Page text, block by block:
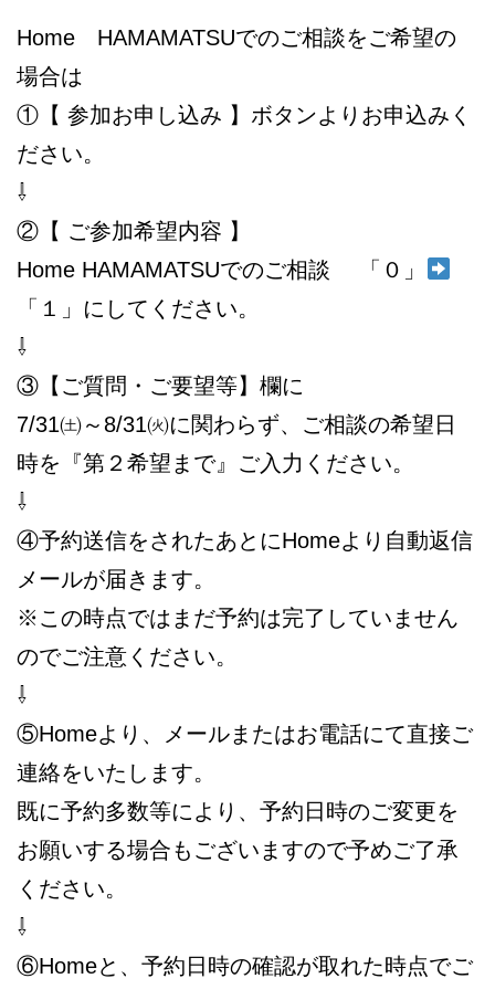
Home HAMAMATSUでのご相談をご希望の
場合は
①【 参加お申し込み 】ボタンよりお申込みく
ださい。
⇩
②【 ご参加希望内容 】
Home HAMAMATSUでのご相談 「０」
「１」にしてください。
⇩
③【ご質問・ご要望等】欄に
7/31㈯～8/31㈫に関わらず、ご相談の希望日
時を『第２希望まで』ご入力ください。
⇩
④予約送信をされたあとにHomeより自動返信
メールが届きます。
※この時点ではまだ予約は完了していません
のでご注意ください。
⇩
⑤Homeより、メールまたはお電話にて直接ご
連絡をいたします。
既に予約多数等により、予約日時のご変更を
お願いする場合もございますので予めご了承
ください。
⇩
⑥Homeと、予約日時の確認が取れた時点でご